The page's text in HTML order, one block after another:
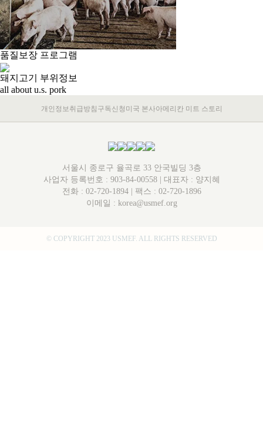
품질보장 프로그램
돼지고기 부위정보
all about u.s. pork
개인정보취급방침 구독신청 미국 본사아메리칸 미트 스토리
서울시 종로구 율곡로 33 안국빌딩 3층
사업자 등록번호 : 903-84-00558 | 대표자 : 양지혜
전화 : 02-720-1894| 팩스 : 02-720-1896
이메일 : korea@usmef.org
© COPYRIGHT 2023 USMEF. ALL RIGHTS RESERVED